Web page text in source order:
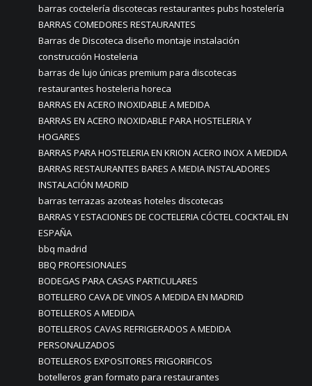
barras coctelería discotecas restaurantes pubs hostelería
BARRAS COMEDORES RESTAURANTES
Barras de Discoteca diseño montaje instalación
construcción Hosteleria
barras de lujo únicas premium para discotecas
restaurantes hosteleria horeca
BARRAS EN ACERO INOXIDABLE A MEDIDA
BARRAS EN ACERO INOXIDABLE PARA HOSTELERIA Y
HOGARES
BARRAS PARA HOSTELERIA EN KRION ACERO INOX A MEDIDA
BARRAS RESTAURANTES BARES A MEDIA INSTALADORES
INSTALACIÓN MADRID
barras terrazas azoteas hoteles discotecas
BARRAS Y ESTACIONES DE COCTELERIA CÓCTEL COCKTAIL EN
ESPAÑA
bbq madrid
BBQ PROFESIONALES
BODEGAS PARA CASAS PARTICULARES
BOTELLERO CAVA DE VINOS A MEDIDA EN MADRID
BOTELLEROS A MEDIDA
BOTELLEROS CAVAS REFRIGERADOS A MEDIDA
PERSONALIZADOS
BOTELLEROS EXPOSITORES FRIGORIFICOS
botelleros gran formato para restaurantes